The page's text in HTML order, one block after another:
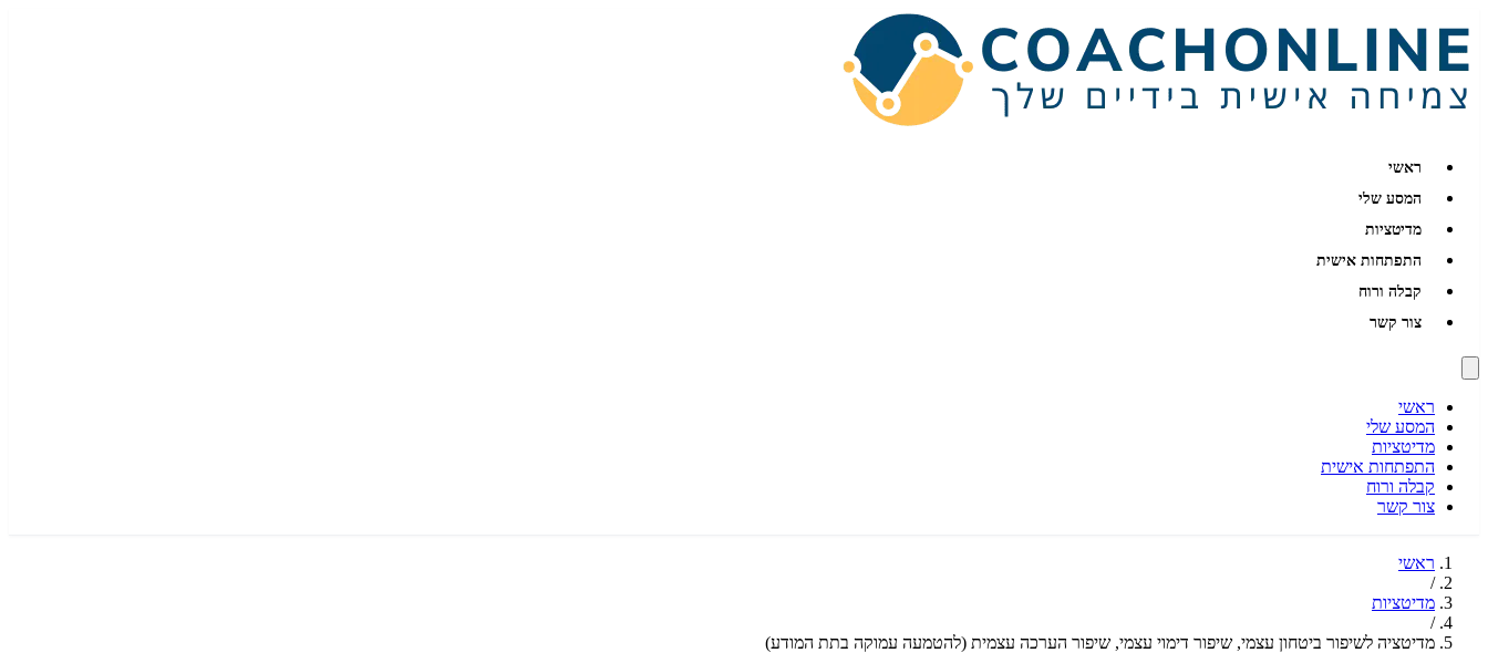
ראשי
המסע שלי
מדיטציות
התפתחות אישית
קבלה ורוח
צור קשר
ראשי
המסע שלי
מדיטציות
התפתחות אישית
קבלה ורוח
צור קשר
ראשי
/
מדיטציות
/
מדיטציה לשיפור ביטחון עצמי, שיפור דימוי עצמי, שיפור הערכה עצמית (להטמעה עמוקה בתת המודע)